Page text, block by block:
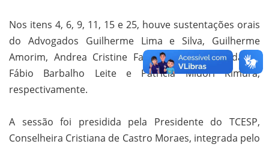
Nos itens 4, 6, 9, 11, 15 e 25, houve sustentações orais
do Advogados Guilherme Lima e Silva, Guilherme
Amorim, Andrea Cristine Faria Frigo, Davi Madalon,
Fábio Barbalho Leite e Patricia Midori Kimura,
respectivamente.
A sessão foi presidida pela Presidente do TCESP,
Conselheira Cristiana de Castro Moraes, integrada pelo